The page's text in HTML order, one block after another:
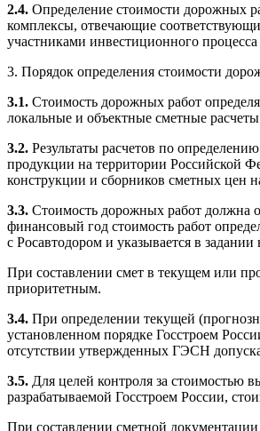
2.4. Определение стоимости дорожных
комплексы, отвечающие
участниками инвестиционного
3. Порядок определения стоимости
3.1. Стоимость дорожных работ
локальные и объектные сметные
3.2. Результаты расчетов по
продукции на территории Российской
конструкции и сборников сметных цен
3.3. Стоимость дорожных работ должна
финансовый год стоимость работ
с Росавтодором и указывается в
При составлении смет в текущем или
приоритетным.
3.4. При определении текущей
установленном порядке Госстроем
отсутствии утвержденных ГЭСН
3.5. Для целей контроля за стоимостью
разрабатываемой Госстроем России,
При составлении сметной